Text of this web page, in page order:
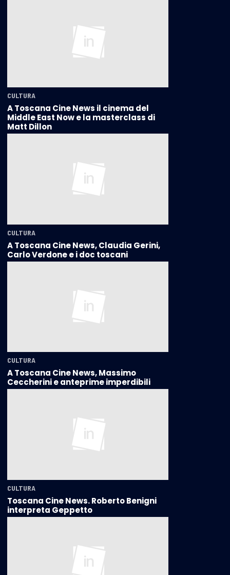
CULTURA
A Toscana Cine News il cinema del
Middle East Now e la masterclass di
Matt Dillon
CULTURA
A Toscana Cine News, Claudia Gerini,
Carlo Verdone e i doc toscani
CULTURA
A Toscana Cine News, Massimo
Ceccherini e anteprime imperdibili
CULTURA
Toscana Cine News. Roberto Benigni
interpreta Geppetto